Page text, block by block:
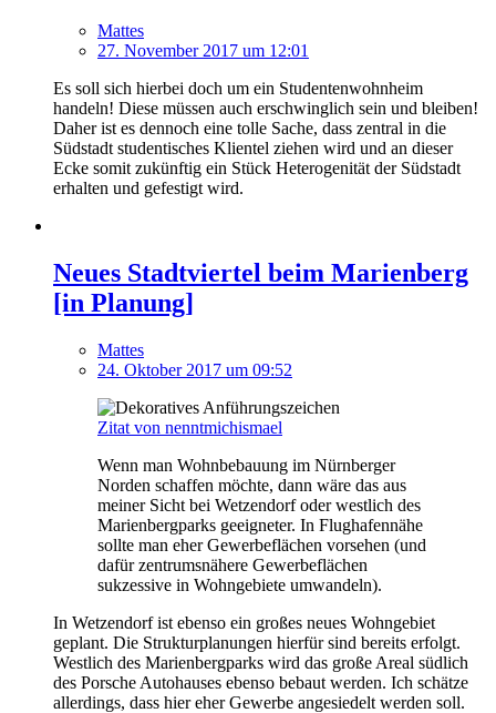
Mattes
27. November 2017 um 12:01
Es soll sich hierbei doch um ein Studentenwohnheim
handeln! Diese müssen auch erschwinglich sein und bleiben!
Daher ist es dennoch eine tolle Sache, dass zentral in die
Südstadt studentisches Klientel ziehen wird und an dieser
Ecke somit zukünftig ein Stück Heterogenität der Südstadt
erhalten und gefestigt wird.
Neues Stadtviertel beim Marienberg
[in Planung]
Mattes
24. Oktober 2017 um 09:52
Zitat von nenntmichismael
Wenn man Wohnbebauung im Nürnberger
Norden schaffen möchte, dann wäre das aus
meiner Sicht bei Wetzendorf oder westlich des
Marienbergparks geeigneter. In Flughafennähe
sollte man eher Gewerbeflächen vorsehen (und
dafür zentrumsnähere Gewerbeflächen
sukzessive in Wohngebiete umwandeln).
In Wetzendorf ist ebenso ein großes neues Wohngebiet
geplant. Die Strukturplanungen hierfür sind bereits erfolgt.
Westlich des Marienbergparks wird das große Areal südlich
des Porsche Autohauses ebenso bebaut werden. Ich schätze
allerdings, dass hier eher Gewerbe angesiedelt werden soll.